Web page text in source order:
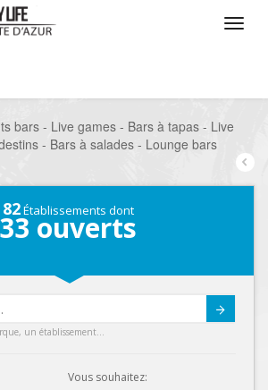
bars - Live games - Bars à tapas - Live
- Bars à salades - Lounge bars
82Établissements dont
33 ouverts
un établissement...
Vous souhaitez: